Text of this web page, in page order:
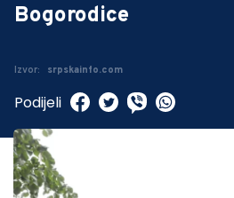
Bogorodice
Izvor: srpskainfo.com
Podijeli